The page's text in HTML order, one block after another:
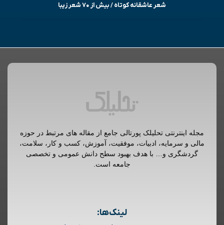
شعر عاشقانه کوتاه / بیش از ۷۰ شعر زیبا
مجله اینترنتی تحلیلک پورتالی جامع از مقاله های مرتبط در حوزه
مالی و سرمایه، ادبیات، موفقیت، آموزش، کسب و کار، سلامت،
گردشگری و… با هدف بهبود سطح دانش عمومی و تخصصی
جامعه است.
لینک‌ها: